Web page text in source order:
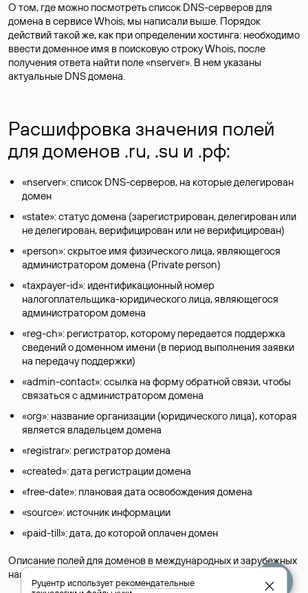
О том, где можно посмотреть список DNS-серверов для
домена в сервисе Whois, мы написали выше. Порядок
действий такой же, как при определении хостинга: необходимо
ввести доменное имя в поисковую строку Whois, после
получения ответа найти поле «nserver». В нем указаны
актуальные DNS домена.
Расшифровка значения полей
для доменов .ru, .su и .рф:
«nserver»: список DNS-серверов, на которые делегирован
домен
«state»: статус домена (зарегистрирован, делегирован или
не делегирован, верифицирован или не верифицирован)
«person»: скрытое имя физического лица, являющегося
администратором домена (Privatе person)
«taxpayer-id»: идентификационный номер
налогоплательщика-юридического лица, являющегося
администратором домена
«reg-ch»: регистратор, которому передается поддержка
сведений о доменном имени (в период выполнения заявки
на передачу поддержки)
«admin-contact»: ссылка на форму обратной связи, чтобы
связаться с администратором домена
«org»: название организации (юридического лица), которая
является владельцем домена
«registrar»: регистратор домена
«created»: дата регистрации домена
«free-date»: плановая дата освобождения домена
«source»: источник информации
«paid-till»: дата, до которой оплачен домен
Описание полей для доменов в международных и зарубежных
национальных доменах представлены в разделе «
».
Руцентр используетрекомендательные